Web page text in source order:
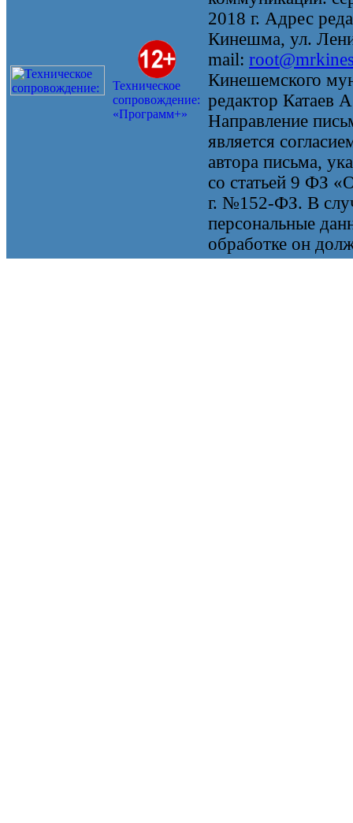
Техническое
сопровождение:
«Программ+»
2018 г. Адрес
Кинешма, ул.
mail:
Кинешемского
редактор Катаев
Направление
является
автора письма,
со статьей 9 ФЗ
г. №152-ФЗ. В
персональные
обработке он